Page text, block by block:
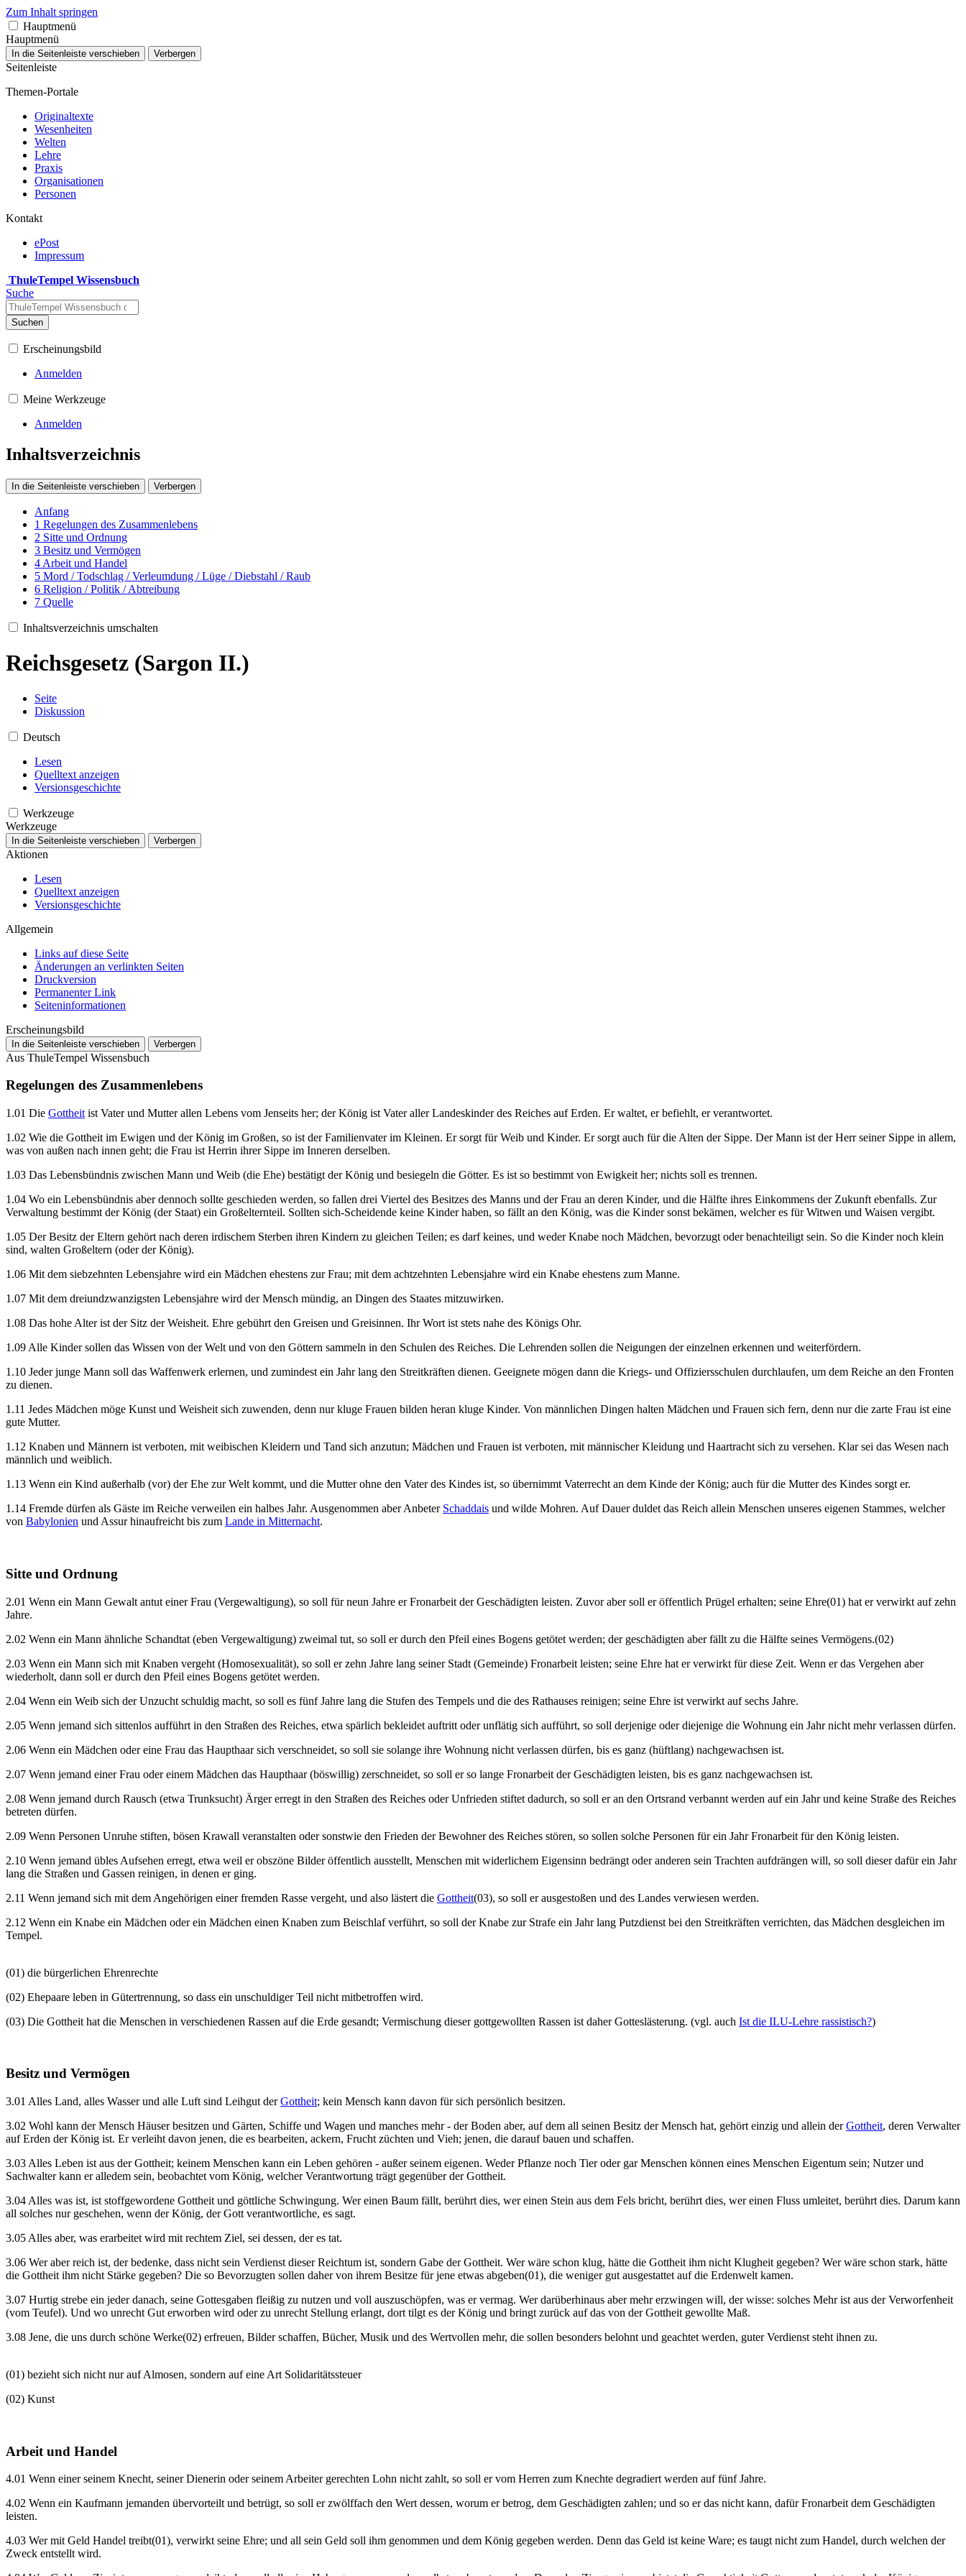
Zum Inhalt springen
Hauptmenü
Hauptmenü
In die Seitenleiste verschieben Verbergen
Seitenleiste
Themen-Portale
Originaltexte
Wesenheiten
Welten
Lehre
Praxis
Organisationen
Personen
Kontakt
ePost
Impressum
ThuleTempel Wissensbuch
Suche
Suchen
Erscheinungsbild
Anmelden
Meine Werkzeuge
Anmelden
Inhaltsverzeichnis
In die Seitenleiste verschieben Verbergen
Anfang
1 Regelungen des Zusammenlebens
2 Sitte und Ordnung
3 Besitz und Vermögen
4 Arbeit und Handel
5 Mord / Todschlag / Verleumdung / Lüge / Diebstahl / Raub
6 Religion / Politik / Abtreibung
7 Quelle
Inhaltsverzeichnis umschalten
Reichsgesetz (Sargon II.)
Seite
Diskussion
Deutsch
Lesen
Quelltext anzeigen
Versionsgeschichte
Werkzeuge
Werkzeuge
In die Seitenleiste verschieben Verbergen
Aktionen
Lesen
Quelltext anzeigen
Versionsgeschichte
Allgemein
Links auf diese Seite
Änderungen an verlinkten Seiten
Druckversion
Permanenter Link
Seiten­­informationen
Erscheinungsbild
In die Seitenleiste verschieben Verbergen
Aus ThuleTempel Wissensbuch
Regelungen des Zusammenlebens
1.01 Die Gottheit ist Vater und Mutter allen Lebens vom Jenseits her; der König ist Vater aller Landeskinder des Reiches auf Erden. Er waltet, er befiehlt, er verantwortet.
1.02 Wie die Gottheit im Ewigen und der König im Großen, so ist der Familienvater im Kleinen. Er sorgt für Weib und Kinder. Er sorgt auch für die Alten der Sippe. Der Mann ist der Herr seiner Sippe in allem,
was von außen nach innen geht; die Frau ist Herrin ihrer Sippe im Inneren derselben.
1.03 Das Lebensbündnis zwischen Mann und Weib (die Ehe) bestätigt der König und besiegeln die Götter. Es ist so bestimmt von Ewigkeit her; nichts soll es trennen.
1.04 Wo ein Lebensbündnis aber dennoch sollte geschieden werden, so fallen drei Viertel des Besitzes des Manns und der Frau an deren Kinder, und die Hälfte ihres Einkommens der Zukunft ebenfalls. Zur
Verwaltung bestimmt der König (der Staat) ein Großelternteil. Sollten sich-Scheidende keine Kinder haben, so fällt an den König, was die Kinder sonst bekämen, welcher es für Witwen und Waisen vergibt.
1.05 Der Besitz der Eltern gehört nach deren irdischem Sterben ihren Kindern zu gleichen Teilen; es darf keines, und weder Knabe noch Mädchen, bevorzugt oder benachteiligt sein. So die Kinder noch klein
sind, walten Großeltern (oder der König).
1.06 Mit dem siebzehnten Lebensjahre wird ein Mädchen ehestens zur Frau; mit dem achtzehnten Lebensjahre wird ein Knabe ehestens zum Manne.
1.07 Mit dem dreiundzwanzigsten Lebensjahre wird der Mensch mündig, an Dingen des Staates mitzuwirken.
1.08 Das hohe Alter ist der Sitz der Weisheit. Ehre gebührt den Greisen und Greisinnen. Ihr Wort ist stets nahe des Königs Ohr.
1.09 Alle Kinder sollen das Wissen von der Welt und von den Göttern sammeln in den Schulen des Reiches. Die Lehrenden sollen die Neigungen der einzelnen erkennen und weiterfördern.
1.10 Jeder junge Mann soll das Waffenwerk erlernen, und zumindest ein Jahr lang den Streitkräften dienen. Geeignete mögen dann die Kriegs- und Offiziersschulen durchlaufen, um dem Reiche an den Fronten
zu dienen.
1.11 Jedes Mädchen möge Kunst und Weisheit sich zuwenden, denn nur kluge Frauen bilden heran kluge Kinder. Von männlichen Dingen halten Mädchen und Frauen sich fern, denn nur die zarte Frau ist eine
gute Mutter.
1.12 Knaben und Männern ist verboten, mit weibischen Kleidern und Tand sich anzutun; Mädchen und Frauen ist verboten, mit männischer Kleidung und Haartracht sich zu versehen. Klar sei das Wesen nach
männlich und weiblich.
1.13 Wenn ein Kind außerhalb (vor) der Ehe zur Welt kommt, und die Mutter ohne den Vater des Kindes ist, so übernimmt Vaterrecht an dem Kinde der König; auch für die Mutter des Kindes sorgt er.
1.14 Fremde dürfen als Gäste im Reiche verweilen ein halbes Jahr. Ausgenommen aber Anbeter Schaddais und wilde Mohren. Auf Dauer duldet das Reich allein Menschen unseres eigenen Stammes, welcher
von Babylonien und Assur hinaufreicht bis zum Lande in Mitternacht.
Sitte und Ordnung
2.01 Wenn ein Mann Gewalt antut einer Frau (Vergewaltigung), so soll für neun Jahre er Fronarbeit der Geschädigten leisten. Zuvor aber soll er öffentlich Prügel erhalten; seine Ehre(01) hat er verwirkt auf zehn
Jahre.
2.02 Wenn ein Mann ähnliche Schandtat (eben Vergewaltigung) zweimal tut, so soll er durch den Pfeil eines Bogens getötet werden; der geschädigten aber fällt zu die Hälfte seines Vermögens.(02)
2.03 Wenn ein Mann sich mit Knaben vergeht (Homosexualität), so soll er zehn Jahre lang seiner Stadt (Gemeinde) Fronarbeit leisten; seine Ehre hat er verwirkt für diese Zeit. Wenn er das Vergehen aber
wiederholt, dann soll er durch den Pfeil eines Bogens getötet werden.
2.04 Wenn ein Weib sich der Unzucht schuldig macht, so soll es fünf Jahre lang die Stufen des Tempels und die des Rathauses reinigen; seine Ehre ist verwirkt auf sechs Jahre.
2.05 Wenn jemand sich sittenlos aufführt in den Straßen des Reiches, etwa spärlich bekleidet auftritt oder unflätig sich aufführt, so soll derjenige oder diejenige die Wohnung ein Jahr nicht mehr verlassen dürfen.
2.06 Wenn ein Mädchen oder eine Frau das Haupthaar sich verschneidet, so soll sie solange ihre Wohnung nicht verlassen dürfen, bis es ganz (hüftlang) nachgewachsen ist.
2.07 Wenn jemand einer Frau oder einem Mädchen das Haupthaar (böswillig) zerschneidet, so soll er so lange Fronarbeit der Geschädigten leisten, bis es ganz nachgewachsen ist.
2.08 Wenn jemand durch Rausch (etwa Trunksucht) Ärger erregt in den Straßen des Reiches oder Unfrieden stiftet dadurch, so soll er an den Ortsrand verbannt werden auf ein Jahr und keine Straße des Reiches
betreten dürfen.
2.09 Wenn Personen Unruhe stiften, bösen Krawall veranstalten oder sonstwie den Frieden der Bewohner des Reiches stören, so sollen solche Personen für ein Jahr Fronarbeit für den König leisten.
2.10 Wenn jemand übles Aufsehen erregt, etwa weil er obszöne Bilder öffentlich ausstellt, Menschen mit widerlichem Eigensinn bedrängt oder anderen sein Trachten aufdrängen will, so soll dieser dafür ein Jahr
lang die Straßen und Gassen reinigen, in denen er ging.
2.11 Wenn jemand sich mit dem Angehörigen einer fremden Rasse vergeht, und also lästert die Gottheit(03), so soll er ausgestoßen und des Landes verwiesen werden.
2.12 Wenn ein Knabe ein Mädchen oder ein Mädchen einen Knaben zum Beischlaf verführt, so soll der Knabe zur Strafe ein Jahr lang Putzdienst bei den Streitkräften verrichten, das Mädchen desgleichen im
Tempel.
(01) die bürgerlichen Ehrenrechte
(02) Ehepaare leben in Gütertrennung, so dass ein unschuldiger Teil nicht mitbetroffen wird.
(03) Die Gottheit hat die Menschen in verschiedenen Rassen auf die Erde gesandt; Vermischung dieser gottgewollten Rassen ist daher Gotteslästerung. (vgl. auch Ist die ILU-Lehre rassistisch?)
Besitz und Vermögen
3.01 Alles Land, alles Wasser und alle Luft sind Leihgut derGottheit; kein Mensch kann davon für sich persönlich besitzen.
3.02 Wohl kann der Mensch Häuser besitzen und Gärten, Schiffe und Wagen und manches mehr - der Boden aber, auf dem all seinen Besitz der Mensch hat, gehört einzig und allein derGottheit, deren Verwalter
auf Erden der König ist. Er verleiht davon jenen, die es bearbeiten, ackern, Frucht züchten und Vieh; jenen, die darauf bauen und schaffen.
3.03 Alles Leben ist aus der Gottheit; keinem Menschen kann ein Leben gehören - außer seinem eigenen. Weder Pflanze noch Tier oder gar Menschen können eines Menschen Eigentum sein; Nutzer und
Sachwalter kann er alledem sein, beobachtet vom König, welcher Verantwortung trägt gegenüber der Gottheit.
3.04 Alles was ist, ist stoffgewordene Gottheit und göttliche Schwingung. Wer einen Baum fällt, berührt dies, wer einen Stein aus dem Fels bricht, berührt dies, wer einen Fluss umleitet, berührt dies. Darum kann
all solches nur geschehen, wenn der König, der Gott verantwortliche, es sagt.
3.05 Alles aber, was erarbeitet wird mit rechtem Ziel, sei dessen, der es tat.
3.06 Wer aber reich ist, der bedenke, dass nicht sein Verdienst dieser Reichtum ist, sondern Gabe der Gottheit. Wer wäre schon klug, hätte die Gottheit ihm nicht Klugheit gegeben? Wer wäre schon stark, hätte
die Gottheit ihm nicht Stärke gegeben? Die so Bevorzugten sollen daher von ihrem Besitze für jene etwas abgeben(01), die weniger gut ausgestattet auf die Erdenwelt kamen.
3.07 Hurtig strebe ein jeder danach, seine Gottesgaben fleißig zu nutzen und voll auszuschöpfen, was er vermag. Wer darüberhinaus aber mehr erzwingen will, der wisse: solches Mehr ist aus der Verworfenheit
(vom Teufel). Und wo unrecht Gut erworben wird oder zu unrecht Stellung erlangt, dort tilgt es der König und bringt zurück auf das von der Gottheit gewollte Maß.
3.08 Jene, die uns durch schöne Werke(02) erfreuen, Bilder schaffen, Bücher, Musik und des Wertvollen mehr, die sollen besonders belohnt und geachtet werden, guter Verdienst steht ihnen zu.
(01) bezieht sich nicht nur auf Almosen, sondern auf eine Art Solidaritätssteuer
(02) Kunst
Arbeit und Handel
4.01 Wenn einer seinem Knecht, seiner Dienerin oder seinem Arbeiter gerechten Lohn nicht zahlt, so soll er vom Herren zum Knechte degradiert werden auf fünf Jahre.
4.02 Wenn ein Kaufmann jemanden übervorteilt und betrügt, so soll er zwölffach den Wert dessen, worum er betrog, dem Geschädigten zahlen; und so er das nicht kann, dafür Fronarbeit dem Geschädigten
leisten.
4.03 Wer mit Geld Handel treibt(01), verwirkt seine Ehre; und all sein Geld soll ihm genommen und dem König gegeben werden. Denn das Geld ist keine Ware; es taugt nicht zum Handel, durch welchen der
Zweck entstellt wird.